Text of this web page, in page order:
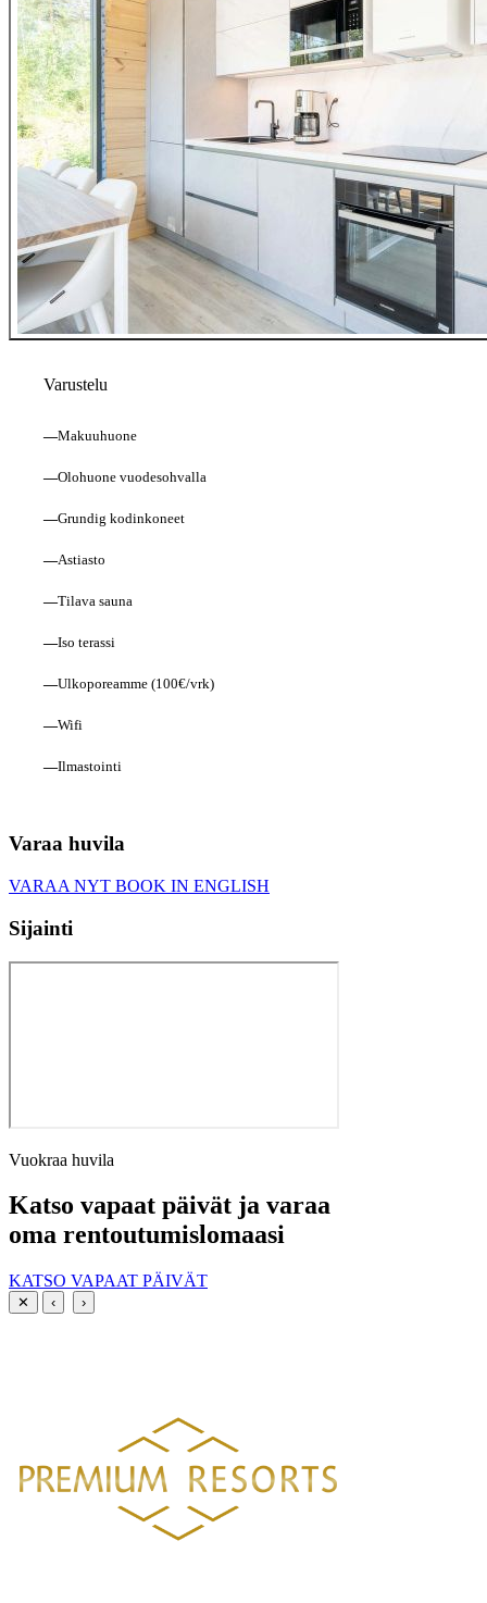
Varustelu
—Makuuhuone
—Olohuone vuodesohvalla
—Grundig kodinkoneet
—Astiasto
—Tilava sauna
—Iso terassi
—Ulkoporeamme (100€/vrk)
—Wifi
—Ilmastointi
Varaa huvila
VARAA NYT BOOK IN ENGLISH
Sijainti
Vuokraa huvila
Katso vapaat päivät ja varaa
oma rentoutumislomaasi
KATSO VAPAAT PÄIVÄT
✕ ‹ ›